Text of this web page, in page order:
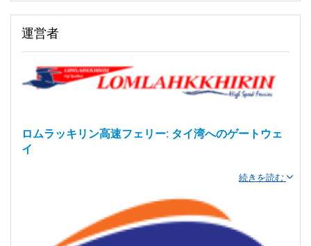
運営者
ロムラッキリン高速フェリー: タイ湾へのゲートウェ
イ
ロムラッキリン高速フェリーへようこそ！スラートターニー
イ）に拠点を置くこの運航会社は、タイ湾の最も美しい島々への
旅を提供します。スピード、信頼性、快適性で知られるロムラッ
続きを読む